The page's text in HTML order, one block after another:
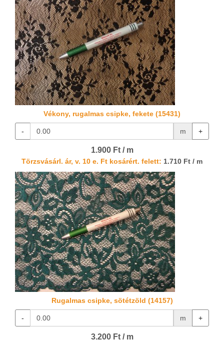
Vékony, rugalmas csipke, fekete (15431)
- m +
1.900 Ft / m
Törzsvásárl. ár, v. 10 e. Ft kosárért. felett: 1.710 Ft / m
Rugalmas csipke, sötétzöld (14157)
- m +
3.200 Ft / m